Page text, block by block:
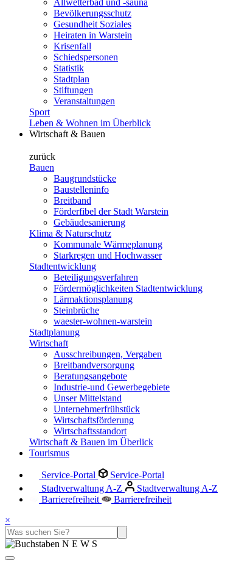
Allwetterbad und -sauna
Bevölkerungsschutz
Gesundheit Soziales
Heiraten in Warstein
Krisenfall
Schiedspersonen
Statistik
Stadtplan
Stiftungen
Veranstaltungen
Sport
Leben & Wohnen im Überblick
Wirtschaft & Bauen
zurück
Bauen
Baugrundstücke
Baustelleninfo
Breitband
Förderfibel der Stadt Warstein
Gebäudesanierung
Klima & Naturschutz
Kommunale Wärmeplanung
Starkregen und Hochwasser
Stadtentwicklung
Beteiligungsverfahren
Fördermöglichkeiten Stadtentwicklung
Lärmaktionsplanung
Steinbrüche
waester-wohnen-warstein
Stadtplanung
Wirtschaft
Ausschreibungen, Vergaben
Breitbandversorgung
Beratungsangebote
Industrie-und Gewerbegebiete
Unser Mittelstand
Unternehmerfrühstück
Wirtschaftsförderung
Wirtschaftsstandort
Wirtschaft & Bauen im Überlick
Tourismus
Service-Portal
Service-Portal
Stadtverwaltung A-Z
Stadtverwaltung A-Z
Barrierefreiheit
Barrierefreiheit
×